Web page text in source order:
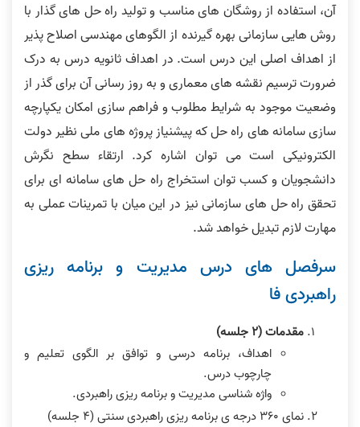
آن، استفاده از روشگان های مناسب و تولید راه حل های گذار با
روش هایی سازمانی بهره گیرنده از الگوهای مهندسی اصلاح پذیر
از اهداف اصلی این درس است. در اهداف ثانویه درس به درک
ضرورت ترسیم نقشه های معماری و به روز رسانی آن برای گذر از
وضعیت موجود به شرایط مطلوب و فراهم سازی امکان یکپارچه
سازی سامانه های راه حل که پیشنیاز پروژه های ملی نظیر دولت
الکترونیکی است می توان اشاره کرد. ارتقاء سطح نگرش
دانشجویان و کسب توان استخراج راه حل های سامانه ای برای
تحقق راه حل های سازمانی نیز در این میان با تمرینات عملی به
مهارت لازم تبدیل خواهد شد.
سرفصل های درس مدیریت و برنامه ریزی
راهبردی فا
مقدمات (٢ جلسه)
اهداف، برنامه درسی و توافق بر الگوی تعلیم و
چارچوب درس.
واژه شناسی مدیریت و برنامه ریزی راهبردی.
نمای ٣۶٠ درجه ی برنامه ریزی راهبردی سنتی (۴ جلسه)